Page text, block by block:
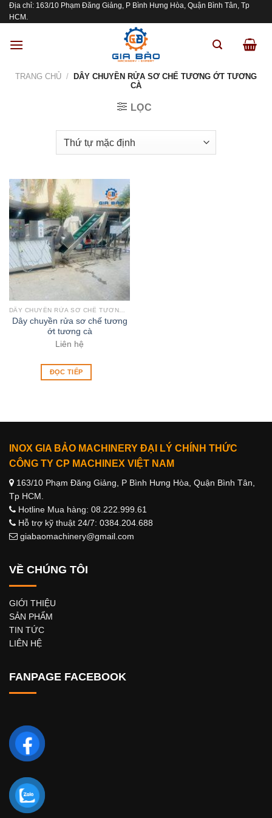
Skip
to
Địa chỉ: 163/10 Phạm Đăng Giảng, P Bình Hưng Hòa, Quận Bình Tân, Tp
HCM.
TRANG CHỦ /
DÂY CHUYỀN RỬA SƠ CHẾ TƯƠNG ỚT TƯƠNG
CÀ
LỌC
Dây chuyền rửa sơ chế tương
ớt tương cà
Liên hệ
ĐỌC TIẾP
INOX GIA BẢO MACHINERY ĐẠI LÝ CHÍNH THỨC
CÔNG TY CP MACHINEX VIỆT NAM
163/10 Phạm Đăng Giảng, P Bình Hưng Hòa, Quận Bình Tân,
Tp HCM.
Hotline Mua hàng: 08.222.999.61
Hỗ trợ kỹ thuật 24/7: 0384.204.688
giabaomachinery@gmail.com
VỀ CHÚNG TÔI
GIỚI THIỆU
SẢN PHẨM
TIN TỨC
LIÊN HỆ
FANPAGE FACEBOOK